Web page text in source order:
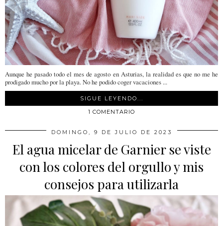
Aunque he pasado todo el mes de agosto en Asturias, la realidad es que no me he
prodigado mucho por la playa. No he podido coger vacaciones ...
SIGUE LEYENDO...
1 COMENTARIO
DOMINGO, 9 DE JULIO DE 2023
El agua micelar de Garnier se viste
con los colores del orgullo y mis
consejos para utilizarla